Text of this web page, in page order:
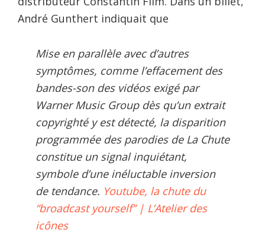
André Gunthert indiquait que
Mise en parallèle avec d’autres
symptômes, comme l’effacement des
bandes-son des vidéos exigé par
Warner Music Group dès qu’un extrait
copyrighté y est détecté, la disparition
programmée des parodies de La Chute
constitue un signal inquiétant,
symbole d’une inéluctable inversion
de tendance. Youtube, la chute du
“broadcast yourself” | L’Atelier des
icônes